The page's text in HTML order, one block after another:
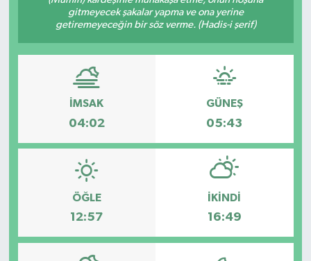
gitmeyecek şakalar yapma ve ona yerine
getiremeyeceğin bir söz verme. (Hadis-i şerif)
İMSAK
04:02
GÜNEŞ
05:43
ÖĞLE
12:57
İKINDI
16:49
SAĞLIK
BÖLGE
KEŞFET
POPÜLER
DÜNYA
TREND